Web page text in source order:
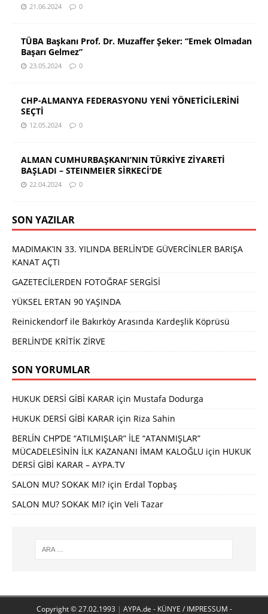
21.06.2024 0
TÜBA Başkanı Prof. Dr. Muzaffer Şeker: “Emek Olmadan
Başarı Gelmez”
23.05.2024 0
CHP-ALMANYA FEDERASYONU YENİ YÖNETİCİLERİNİ
SEÇTİ
12.05.2024 0
ALMAN CUMHURBAŞKANI’NIN TÜRKİYE ZİYARETİ
BAŞLADI – STEINMEIER SİRKECİ’DE
22.04.2024 0
SON YAZILAR
MADIMAK’IN 33. YILINDA BERLİN’DE GÜVERCİNLER BARIŞA
KANAT AÇTI
GAZETECİLERDEN FOTOĞRAF SERGİSİ
YÜKSEL ERTAN 90 YAŞINDA
Reinickendorf ile Bakırköy Arasında Kardeşlik Köprüsü
BERLİN’DE KRİTİK ZİRVE
SON YORUMLAR
HUKUK DERSİ GİBİ KARAR için Mustafa Dodurga
HUKUK DERSİ GİBİ KARAR için Riza Sahin
BERLİN CHP’DE “ATILMIŞLAR” İLE “ATANMIŞLAR”
MÜCADELESİNİN İLK KAZANANI İMAM KALOĞLU için HUKUK
DERSİ GİBİ KARAR – AYPA.TV
SALON MU? SOKAK MI? için Erdal Topbaş
SALON MU? SOKAK MI? için Veli Tazar
Copyright © 27.02.1993 | AYPA.de - KÜNYE / IMPRESSUM -